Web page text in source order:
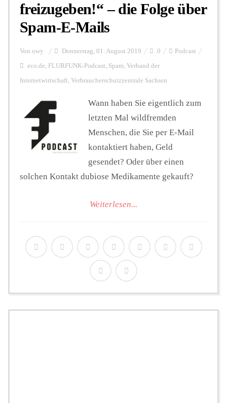
FUNKTURM-Beiträge
Podcast
Unterstützen
freizugeben!“ – die Folge über
Spam-E-Mails
Von owy Donnerstag, 01. August 2019 0 Podcast
eco.de, FLURFUNK-Podcast, Spam, Verband der
Internetwirtschaft, Verbraucherschutzzentrale Sachsen
Wann haben Sie eigentlich zum
letzten Mal wildfremden
Menschen, die Sie per E-Mail
kontaktiert haben, Geld
gesendet? Oder über einen
solchen Kontakt dubiose Medikamente gekauft?
Weiterlesen...